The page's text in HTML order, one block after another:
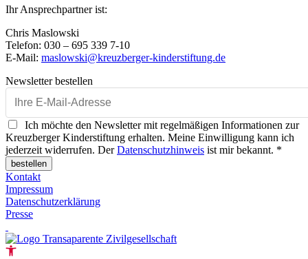
Ihr Ansprechpartner ist:
Chris Maslowski
Telefon: 030 – 695 339 7-10
E-Mail: maslowski@kreuzberger-kinderstiftung.de
Newsletter bestellen
Ich möchte den Newsletter mit regelmäßigen Informationen zur
Kreuzberger Kinderstiftung erhalten. Meine Einwilligung kann ich
jederzeit widerrufen. DerDatenschutzhinweis ist mir bekannt. *
bestellen
Kontakt
Impressum
Datenschutzerklärung
Presse
Open toolbar